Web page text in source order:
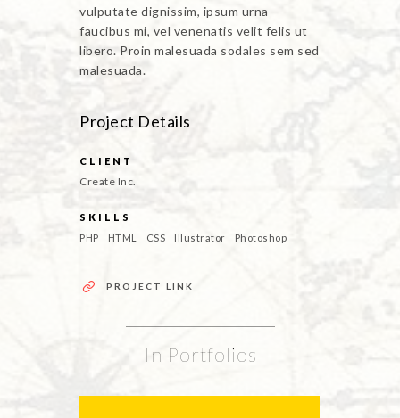
vulputate dignissim, ipsum urna
faucibus mi, vel venenatis velit felis ut
libero. Proin malesuada sodales sem sed
malesuada.
Project Details
CLIENT
Create Inc.
SKILLS
PHP
HTML CSS Illustrator Photoshop
PROJECT LINK
In Portfolios